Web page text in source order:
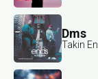
Dms
Takin